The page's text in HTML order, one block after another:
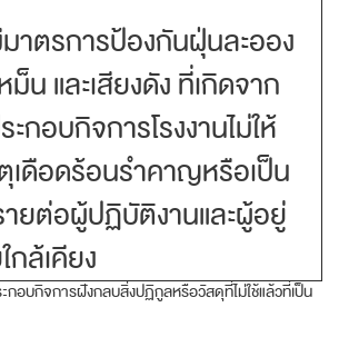
าตรการป้องกันฝุ่นละออง
ม็น และเสียงดัง ที่เกิดจาก
ะกอบกิจการโรงงานไม่ให้
เดือดร้อนรำคาญหรือเป็น
ยต่อผู้ปฏิบัติงานและผู้อยู่
กล้เคียง
กอบกิจการฝังกลบสิ่งปฏิกูลหรือวัสดุที่ไม่ใช้แล้วที่เป็น